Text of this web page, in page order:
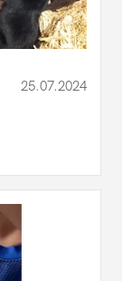
25.07.2024